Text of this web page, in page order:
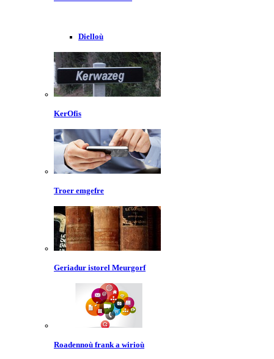
Dielloù
KerOfis
Troer emgefre
Geriadur istorel Meurgorf
Roadennoù frank a wirioù